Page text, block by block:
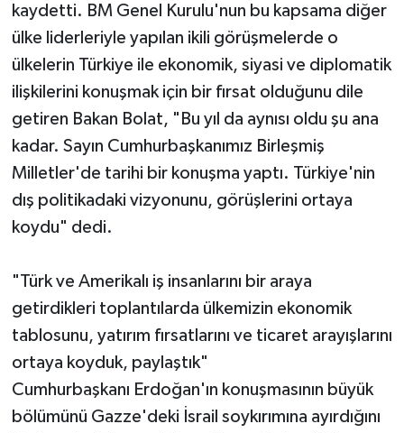
kaydetti. BM Genel Kurulu'nun bu kapsama diğer
ülke liderleriyle yapılan ikili görüşmelerde o
ülkelerin Türkiye ile ekonomik, siyasi ve diplomatik
ilişkilerini konuşmak için bir fırsat olduğunu dile
getiren Bakan Bolat, "Bu yıl da aynısı oldu şu ana
kadar. Sayın Cumhurbaşkanımız Birleşmiş
Milletler'de tarihi bir konuşma yaptı. Türkiye'nin
dış politikadaki vizyonunu, görüşlerini ortaya
koydu" dedi.
"Türk ve Amerikalı iş insanlarını bir araya
getirdikleri toplantılarda ülkemizin ekonomik
tablosunu, yatırım fırsatlarını ve ticaret arayışlarını
ortaya koyduk, paylaştık"
Cumhurbaşkanı Erdoğan'ın konuşmasının büyük
bölümünü Gazze'deki İsrail soykırımına ayırdığını